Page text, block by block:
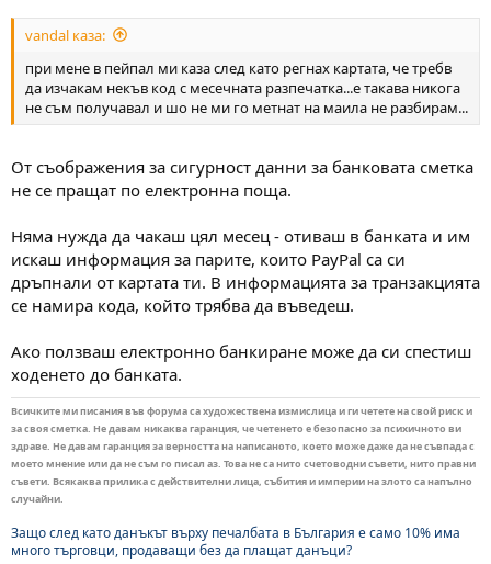
vandal каза:
при мене в пейпал ми каза след като регнах картата, че требв
да изчакам некъв код с месечната разпечатка...е такава никога
не съм получавал и шо не ми го метнат на маила не разбирам...
От съображения за сигурност данни за банковата сметка
не се пращат по електронна поща.
Няма нужда да чакаш цял месец - отиваш в банката и им
искаш информация за парите, които PayPal са си
дръпнали от картата ти. В информацията за транзакцията
се намира кода, който трябва да въведеш.
Ако ползваш електронно банкиране може да си спестиш
ходенето до банката.
Всичките ми писания във форума са художествена измислица и ги четете на свой риск и
за своя сметка. Не давам никаква гаранция, че четенето е безопасно за психичното ви
здраве. Не давам гаранция за верността на написаното, което може даже да не съвпада с
моето мнение или да не съм го писал аз. Това не са нито счетоводни съвети, нито правни
съвети. Всякаква прилика с действителни лица, събития и империи на злото са напълно
случайни.
Защо след като данъкът върху печалбата в България е само 10% има
много търговци, продаващи без да плащат данъци?